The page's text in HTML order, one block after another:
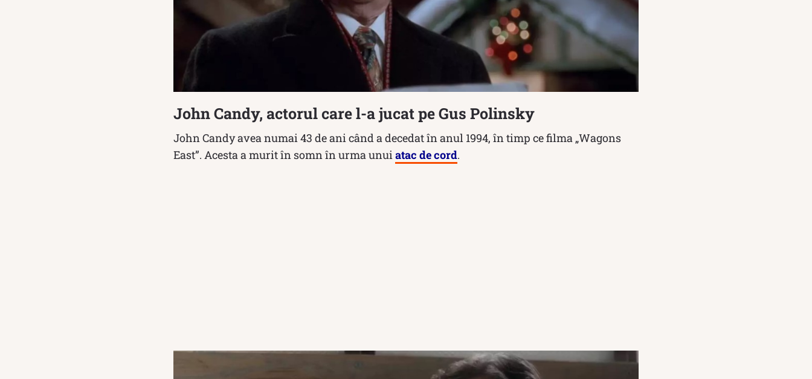
John Candy, actorul care l-a jucat pe Gus Polinsky
John Candy avea numai 43 de ani când a decedat în anul 1994, în timp ce filma „Wagons
East”. Acesta a murit în somn în urma unui atac de cord.